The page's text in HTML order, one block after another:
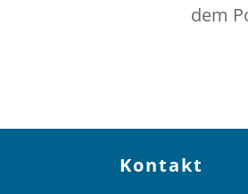
dem
Kontakt